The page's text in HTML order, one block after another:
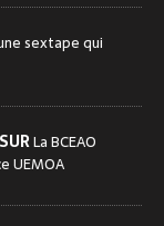
sextape qui
La BCEAO
UEMOA